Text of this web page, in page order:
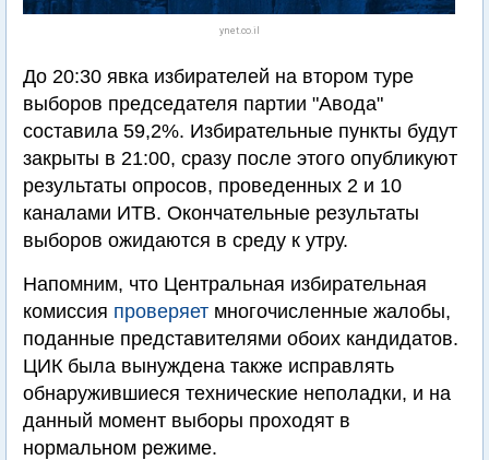
ynet.co.il
До 20:30 явка избирателей на втором туре
выборов председателя партии "Авода"
составила 59,2%. Избирательные пункты будут
закрыты в 21:00, сразу после этого опубликуют
результаты опросов, проведенных 2 и 10
каналами ИТВ. Окончательные результаты
выборов ожидаются в среду к утру.
Напомним, что Центральная избирательная
комиссия проверяет многочисленные жалобы,
поданные представителями обоих кандидатов.
ЦИК была вынуждена также исправлять
обнаружившиеся технические неполадки, и на
данный момент выборы проходят в
нормальном режиме.